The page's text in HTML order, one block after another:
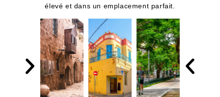
élevé et dans un emplacement parfait.